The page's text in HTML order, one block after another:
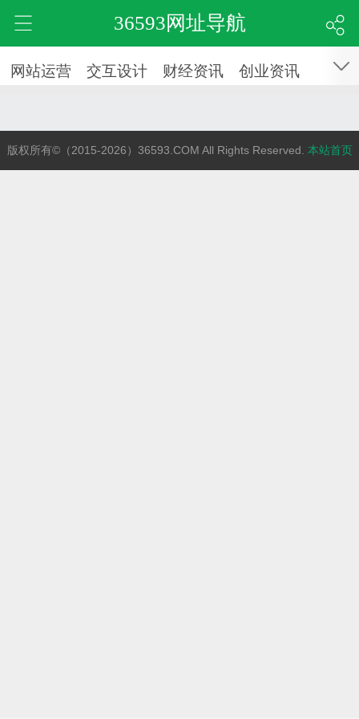
36593网址导航
网站运营 交互设计 财经资讯 创业资讯
版权所有©（2015-2026）36593.COM All Rights Reserved. 本站首页